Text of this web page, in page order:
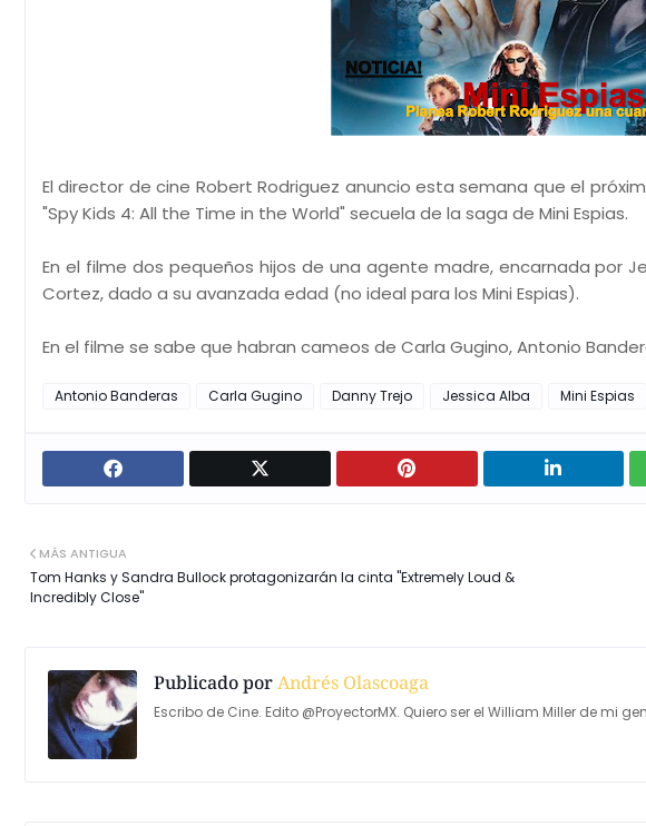
El director de cine Robert Rodriguez anuncio esta semana que el
"Spy Kids 4: All the Time in the World" secuela de la saga de Mini Espias.
En el filme dos pequeños hijos de una agente madre, encarnada por
Cortez, dado a su avanzada edad (no ideal para los Mini Espias).
En el filme se sabe que habran cameos de Carla Gugino, Antonio
Antonio Banderas Carla Gugino Danny Trejo Jessica Alba Mini Espias
MÁS ANTIGUA
Tom Hanks y Sandra Bullock protagonizarán la cinta "Extremely Loud &
Incredibly Close"
Publicado porAndrés Olascoaga
Escribo de Cine. Edito @ProyectorMX. Quiero ser el William Miller de mi